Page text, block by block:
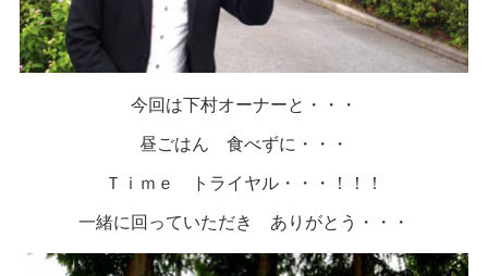
今回は下村オーナーと・・・
昼ごはん 食べずに・・・
Ｔｉｍｅ トライヤル・・・！！！
一緒に回っていただき ありがとう・・・